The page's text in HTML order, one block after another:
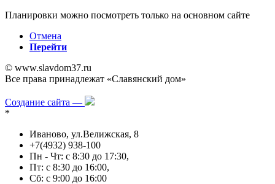
Планировки можно посмотреть только на основном сайте
Отмена
Перейти
© www.slavdom37.ru
Все права принадлежат «Славянский дом»
Создание сайта —
*
Иваново, ул.Велижская, 8
+7(4932) 938-100
Пн - Чт: с 8:30 до 17:30,
Пт: с 8:30 до 16:00,
Сб: с 9:00 до 16:00